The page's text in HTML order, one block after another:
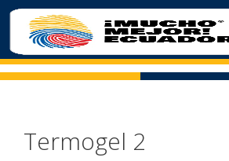
Termogel 2